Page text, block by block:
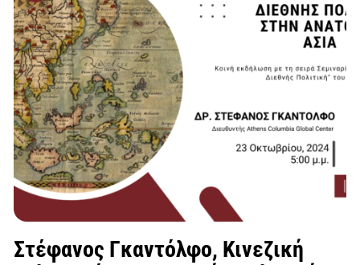
Στέφανος Γκαντόλφο, Κινεζική